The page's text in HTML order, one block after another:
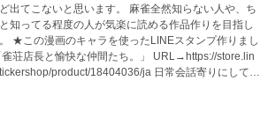
出てこないと思います。 麻雀全然知らない人や、ち
知ってる程度の人が気楽に読める作品作りを目指し
りまし
雀荘店長と愉快な仲間たち。」 URL→https://store.lin
product/18404036/ja 日常会話寄りにしてあ
で、よろしければ是非♪